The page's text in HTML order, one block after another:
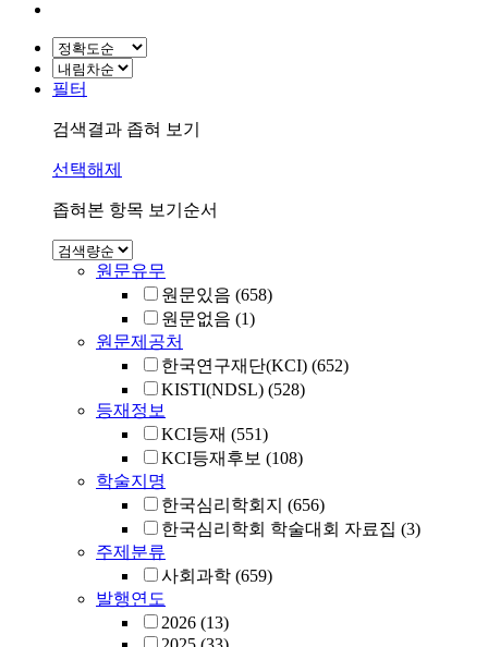
필터
검색결과 좁혀 보기
선택해제
좁혀본 항목 보기순서
원문유무
원문있음 (658)
원문없음 (1)
원문제공처
한국연구재단(KCI) (652)
KISTI(NDSL) (528)
등재정보
KCI등재 (551)
KCI등재후보 (108)
학술지명
한국심리학회지 (656)
한국심리학회 학술대회 자료집 (3)
주제분류
사회과학 (659)
발행연도
2026 (13)